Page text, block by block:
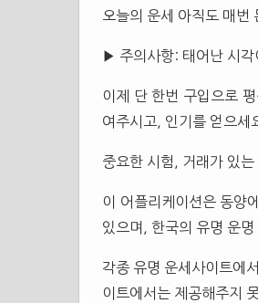
오늘의 운세 아직도 매번
▶ 주의사항: 태어난 시각
이제 단 한번 구입으로
여주시고, 인기를 얻으세
중요한 시험, 거래가 있
이 어플리케이션은 동양
있으며, 한국의 유명 운
각종 유명 운세사이트에
이트에서는 제공해주지